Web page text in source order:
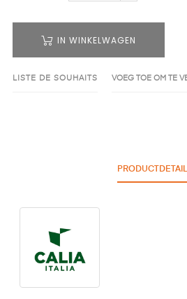
IN WINKELWAGEN
LISTE DE SOUHAITS VOEG TOE OM TE